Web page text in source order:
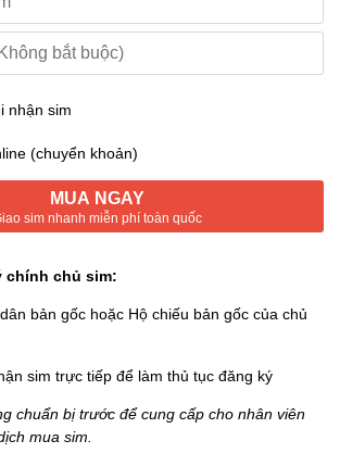
nhận sim
(chuyển khoản)
MUA NGAY
sim nhanh miễn phí toàn quốc
chính chủ sim:
bản gốc hoặc Hộ chiếu bản gốc của chủ
sim trực tiếp để làm thủ tục đăng ký
chuẩn bị trước để cung cấp cho nhân viên
mua sim.